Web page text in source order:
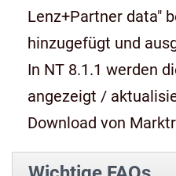
Lenz+Partner data"
hinzugefügt und
In NT 8.1.1 werden
angezeigt /
Download von